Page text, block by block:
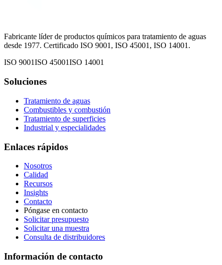
Fabricante líder de productos químicos para tratamiento de aguas
desde 1977. Certificado ISO 9001, ISO 45001, ISO 14001.
ISO 9001ISO 45001ISO 14001
Soluciones
Tratamiento de aguas
Combustibles y combustión
Tratamiento de superficies
Industrial y especialidades
Enlaces rápidos
Nosotros
Calidad
Recursos
Insights
Contacto
Póngase en contacto
Solicitar presupuesto
Solicitar una muestra
Consulta de distribuidores
Información de contacto